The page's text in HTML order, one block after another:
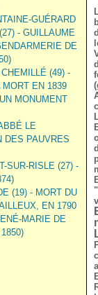
GUÉRARD
- GUILLAUME
DE
(49) -
EN 1839
MONUMENT
LE
DES PAUVRES
SUR-RISLE (27) -
(19) - MORT DU
EN 1790
MARIE DE